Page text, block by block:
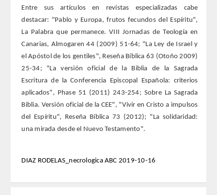
NACIONALES
EXTRANJEROS
DE MÉRITO
HONOR
ACTIVIDADES
2026
Entre sus artículos en revistas especializadas cabe
destacar: "Pablo y Europa, frutos fecundos del Espíritu",
La Palabra que permanece. VIII Jornadas de Teología en
Canarias, Almogaren 44 (2009) 51-64; "La Ley de Israel y
el Apóstol de los gentiles", Reseña Bíblica 63 (Otoño 2009)
25-34; "La versión oficial de la Biblia de la Sagrada
Escritura de la Conferencia Episcopal Española: criterios
aplicados", Phase 51 (2011) 243-254; Sobre La Sagrada
Biblia. Versión oficial de la CEE", "Vivir en Cristo a impulsos
del Espíritu", Reseña Bíblica 73 (2012); "La solidaridad:
una mirada desde el Nuevo Testamento".
DIAZ RODELAS_necrologica ABC 2019-10-16